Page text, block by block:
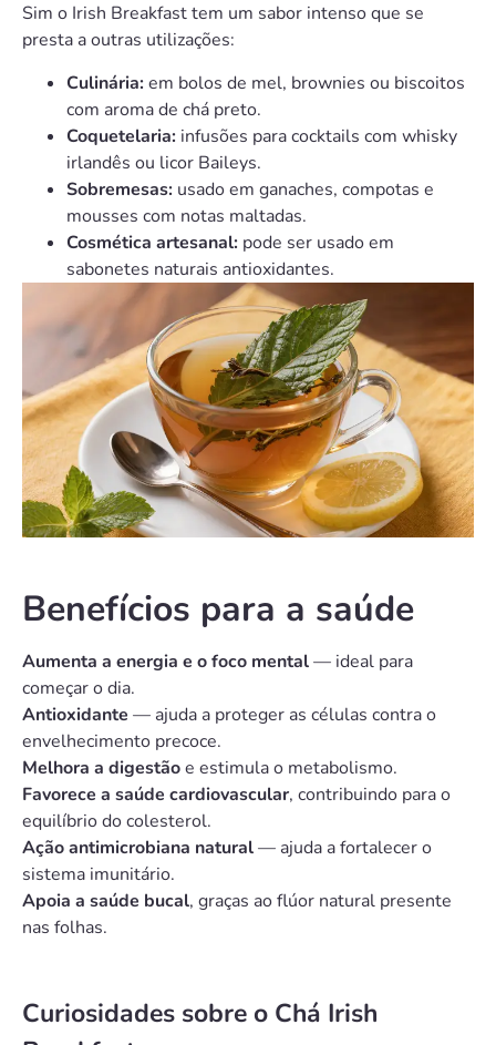
Sim o Irish Breakfast tem um sabor intenso que se
presta a outras utilizações:
Culinária:em bolos de mel, brownies ou biscoitos
com aroma de chá preto.
Coquetelaria: infusões para cocktails com whisky
irlandês ou licor Baileys.
Sobremesas: usado em ganaches, compotas e
mousses com notas maltadas.
Cosmética artesanal: pode ser usado em
sabonetes naturais antioxidantes.
Benefícios para a saúde
Aumenta a energia e o foco mental— ideal para
começar o dia.
Antioxidante — ajuda a proteger as células contra o
envelhecimento precoce.
Melhora a digestãoe estimula o metabolismo.
Favorece a saúde cardiovascular, contribuindo para o
equilíbrio do colesterol.
Ação antimicrobiana natural— ajuda a fortalecer o
sistema imunitário.
Apoia a saúde bucal, graças ao flúor natural presente
nas folhas.
Curiosidades sobre o Chá Irish